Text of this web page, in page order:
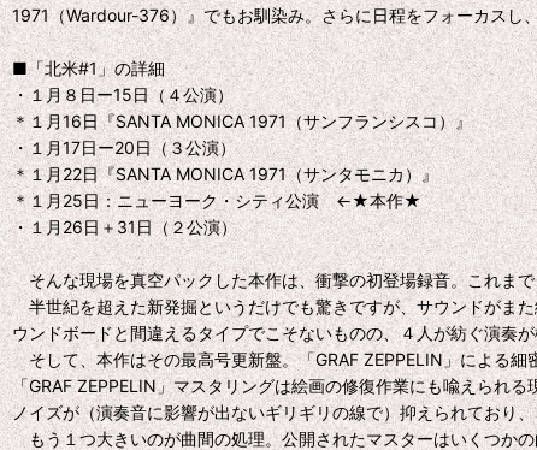
1971（Wardour-376）』でもお馴染み。さらに日程をフォーカスし
■「北米#1」の詳細
・１月８日ー15日（４公演）
＊１月16日『SANTA MONICA 1971（サンフランシスコ）』
・１月17日ー20日（３公演）
＊１月22日『SANTA MONICA 1971（サンタモニカ）』
＊１月25日：ニューヨーク・シティ公演 ←★本作★
・１月26日＋31日（２公演）
そんな現場を真空パックした本作は、衝撃の初登場録音。これま
半世紀を超えた新発掘というだけでも驚きですが、サウンドがま
ウンドボードと間違えるタイプでこそないものの、４人が紡ぐ演奏
そして、本作はその最高号更新盤。「GRAF ZEPPELIN」による細
「GRAF ZEPPELIN」マスタリングは絵画の修復作業にも喩えられ
ノイズが（演奏音に影響が出ないギリギリの線で）抑えられており
もう１つ大きいのが曲間の処理。公開されたマスターはいくつか